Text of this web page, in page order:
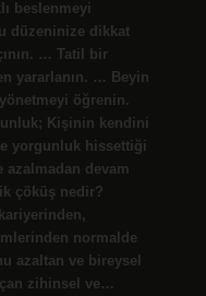
beslenmeyi
düzeninize dikkat
… Tatil bir
yararlanın. … Beyin
öğrenin.
Kişinin kendini
yorgunluk hissettiği
devam
çöküş nedir?
normalde
azaltan ve bireysel
zihinsel ve…